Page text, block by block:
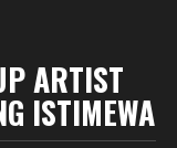
ARTIST
ISTIMEWA